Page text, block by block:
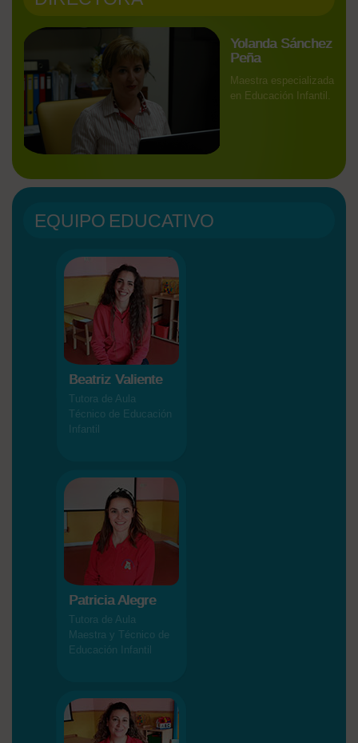
Yolanda Sánchez
Peña
Maestra especializada
en Educación Infantil.
EQUIPO EDUCATIVO
Beatriz Valiente
Tutora de Aula
Técnico de Educación
Infantil
Patricia Alegre
Tutora de Aula
Maestra y Técnico de
Educación Infantil